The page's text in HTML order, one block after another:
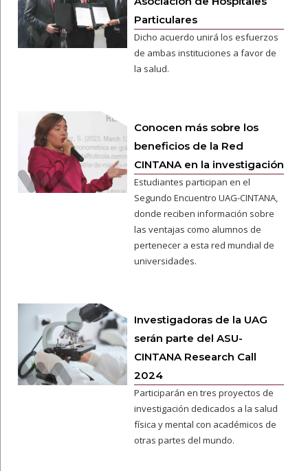
Particulares
Dicho acuerdo unirá los esfuerzos
de ambas instituciones a favor de
la salud.
Conocen más sobre los
beneficios de la Red
CINTANA en la investigación
Estudiantes participan en el
Segundo Encuentro UAG-CINTANA,
donde reciben información sobre
las ventajas como alumnos de
pertenecer a esta red mundial de
universidades.
Investigadoras de la UAG
serán parte del ASU-
CINTANA Research Call
2024
Participarán en tres proyectos de
investigación dedicados a la salud
física y mental con académicos de
otras partes del mundo.